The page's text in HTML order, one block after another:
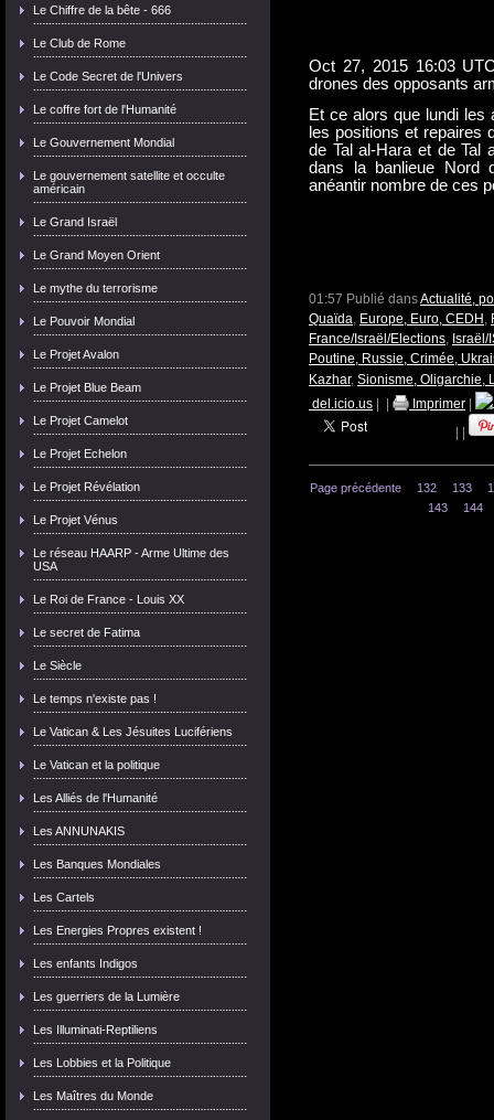
Le Chiffre de la bête - 666
Le Club de Rome
Le Code Secret de l'Univers
Le coffre fort de l'Humanité
Le Gouvernement Mondial
Le gouvernement satellite et occulte
américain
Le Grand Israël
Le Grand Moyen Orient
Le mythe du terrorisme
Le Pouvoir Mondial
Le Projet Avalon
Le Projet Blue Beam
Le Projet Camelot
Le Projet Echelon
Le Projet Révélation
Le Projet Vénus
Le réseau HAARP - Arme Ultime des
USA
Le Roi de France - Louis XX
Le secret de Fatima
Le Siècle
Le temps n'existe pas !
Le Vatican & Les Jésuites Lucifériens
Le Vatican et la politique
Les Alliés de l'Humanité
Les ANNUNAKIS
Les Banques Mondiales
Les Cartels
Les Energies Propres existent !
Les enfants Indigos
Les guerriers de la Lumière
Les Illuminati-Reptiliens
Les Lobbies et la Politique
Les Maîtres du Monde
Oct 27, 2015 16:03
drones des opposants
Et ce alors que lundi les
les positions et repaires
de Tal al-Hara et de Tal
dans la banlieue Nord
anéantir nombre de ces
01:57 Publié dansActualité,
Quaïda Europe, Euro, CEDH
France/Israël/Elections Israël/
Poutine, Russie, Crimée,
Kazhar, Sionisme, Oligarchie,
del.icio.us | | Imprimer |
| |
Page précédente 132 133
143
144